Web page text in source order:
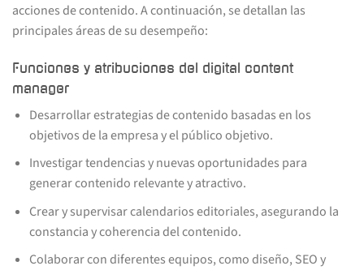
acciones de contenido. A continuación, se detallan las
principales áreas de su desempeño:
Funciones y atribuciones del digital content
manager
Desarrollar estrategias de contenido basadas en los
objetivos de la empresa y el público objetivo.
Investigar tendencias y nuevas oportunidades para
generar contenido relevante y atractivo.
Crear y supervisar calendarios editoriales, asegurando la
constancia y coherencia del contenido.
Colaborar con diferentes equipos, como diseño, SEO y